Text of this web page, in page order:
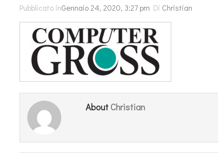
Pubblicato inGennaio 24, 2020, 3:27 pm Di Christian
About Christian